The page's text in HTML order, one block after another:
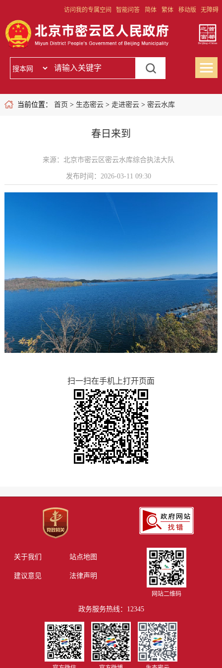
访问我的专属空间 智能问答 简体 繁体 移动版 无障碍
当前位置： 首页 > 生态密云> 走进密云> 密云水库
春日来到
来源：北京市密云区密云水库综合执法大队
发布时间：2026-03-11 09:30
扫一扫在手机上打开页面
关于我们 站点地图
建议意见 法律声明
网站二维码
政务服务热线：12345